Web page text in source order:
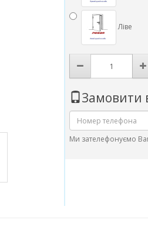
Ліве
Замовити
Ми зателефонуємо